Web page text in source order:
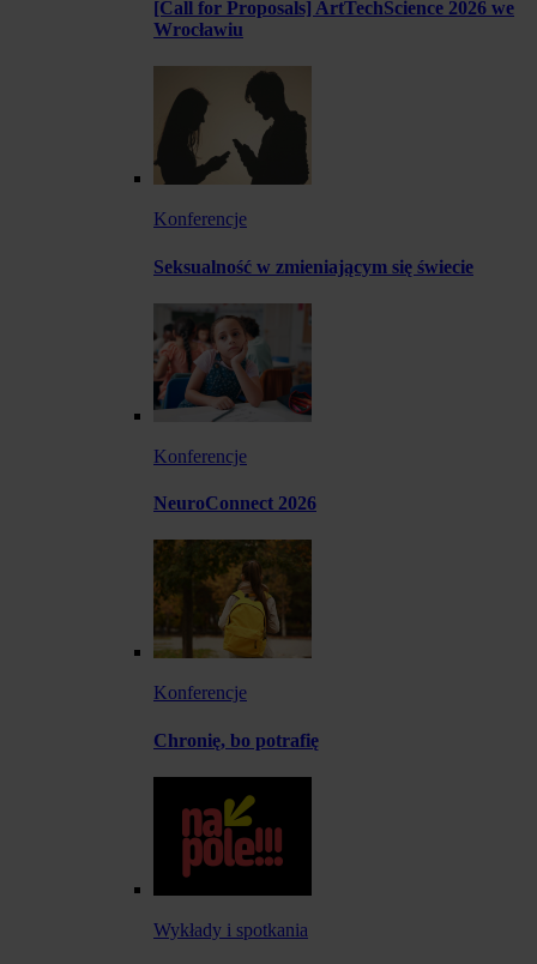
[Call for Proposals] ArtTechScience 2026 we
Wrocławiu
Konferencje
Seksualność w zmieniającym się świecie
Konferencje
NeuroConnect 2026
Konferencje
Chronię, bo potrafię
Wykłady i spotkania